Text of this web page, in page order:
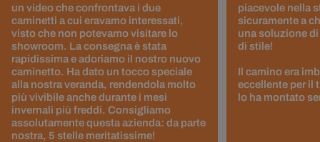
un video che confrontava i due
caminetti a cui eravamo interessati,
visto che non potevamo visitare lo
showroom. La consegna è stata
rapidissima e adoriamo il nostro nuovo
caminetto. Ha dato un tocco speciale
alla nostra veranda, rendendola molto
più vivibile anche durante i mesi
invernali più freddi. Consigliamo
assolutamente questa azienda: da parte
nostra, 5 stelle meritatissime!
piacevole nella
sicuramente a
una soluzione
di stile!
Il camino era
eccellente per il
lo ha montato